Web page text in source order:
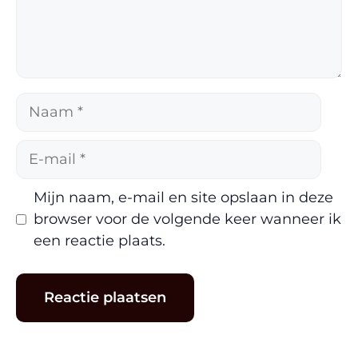
Naam
Mijn naam, e-mail en site opslaan in deze
browser voor de volgende keer wanneer ik
een reactie plaats.